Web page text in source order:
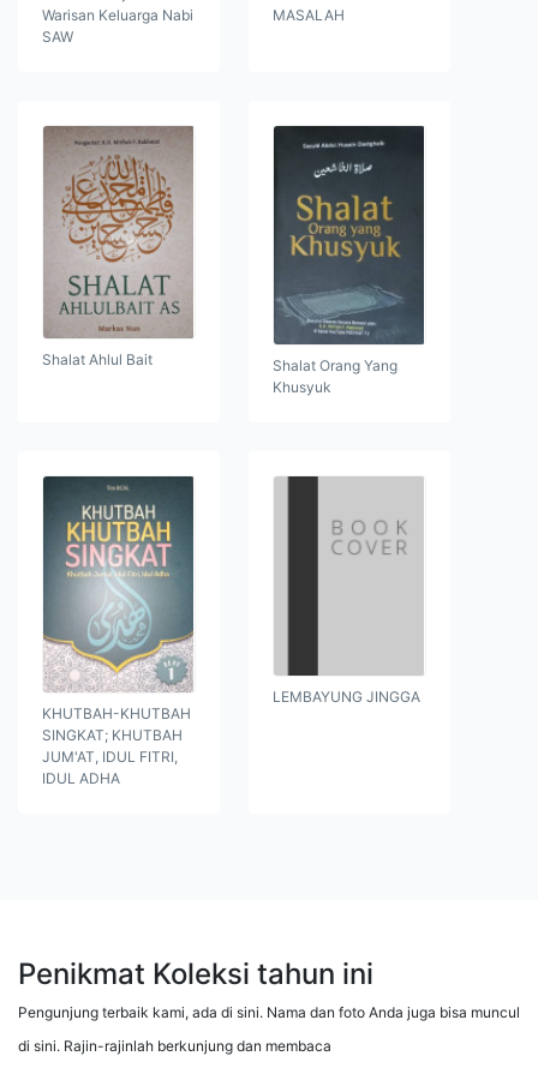
Warisan Keluarga Nabi
SAW
MASALAH
Shalat Ahlul Bait
Shalat Orang Yang
Khusyuk
KHUTBAH-KHUTBAH
SINGKAT; KHUTBAH
JUM'AT, IDUL FITRI,
IDUL ADHA
LEMBAYUNG JINGGA
Penikmat Koleksi tahun ini
Pengunjung terbaik kami, ada di sini. Nama dan foto Anda juga bisa muncul
di sini. Rajin-rajinlah berkunjung dan membaca